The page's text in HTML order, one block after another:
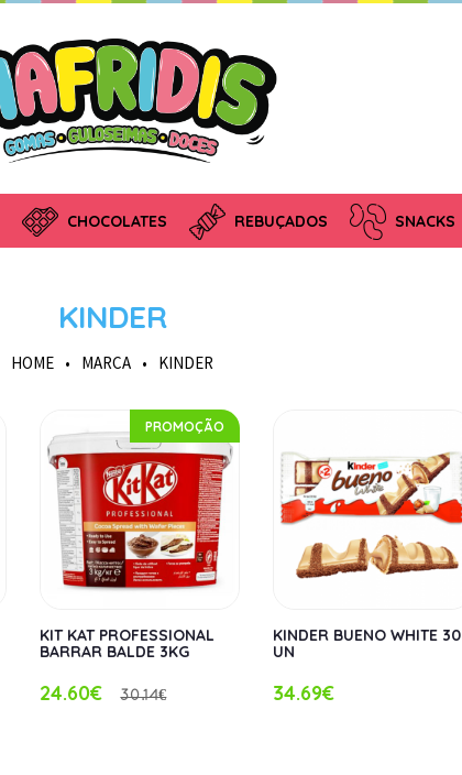
CHOCOLATES REBUÇADOS SNACKS
KINDER
HOME • MARCA • KINDER
PROMOÇÃO
KIT KAT PROFESSIONAL
BARRAR BALDE 3KG
24.60€ 30.14€
KINDER BUENO WHITE 30
UN
34.69€